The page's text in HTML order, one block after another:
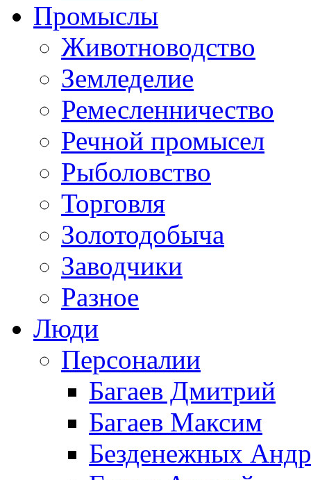
Промыслы
Животноводство
Земледелие
Ремесленничество
Речной промысел
Рыболовство
Торговля
Золотодобыча
Заводчики
Разное
Люди
Персоналии
Багаев Дмитрий
Багаев Максим
Безденежных